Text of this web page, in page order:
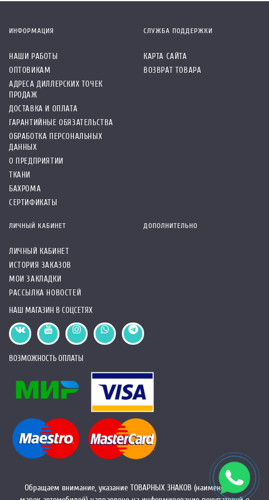
ИНФОРМАЦИЯ
НАШИ РАБОТЫ
ОПТОВИКАМ
АДРЕСА ДИЛЛЕРСКИХ ТОЧЕК
ПРОДАЖ
ДОСТАВКА И ОПЛАТА
ГАРАНТИЙНЫЕ ОБЯЗАТЕЛЬСТВА
ОБРАБОТКА ПЕРСОНАЛЬНЫХ
ДАННЫХ
О ПРЕДПРИЯТИИ
ТКАНИ
БАХРОМА
СЕРТИФИКАТЫ
СЛУЖБА ПОДДЕРЖКИ
КАРТА САЙТА
ВОЗВРАТ ТОВАРА
ЛИЧНЫЙ КАБИНЕТ
ЛИЧНЫЙ КАБИНЕТ
ИСТОРИЯ ЗАКАЗОВ
МОИ ЗАКЛАДКИ
РАССЫЛКА НОВОСТЕЙ
ДОПОЛНИТЕЛЬНО
НАШ МАГАЗИН В СОЦСЕТЯХ
ВОЗМОЖНОСТЬ ОПЛАТЫ
Обращаем внимание, указание ТОВАРНЫХ ЗНАКОВ (наименований